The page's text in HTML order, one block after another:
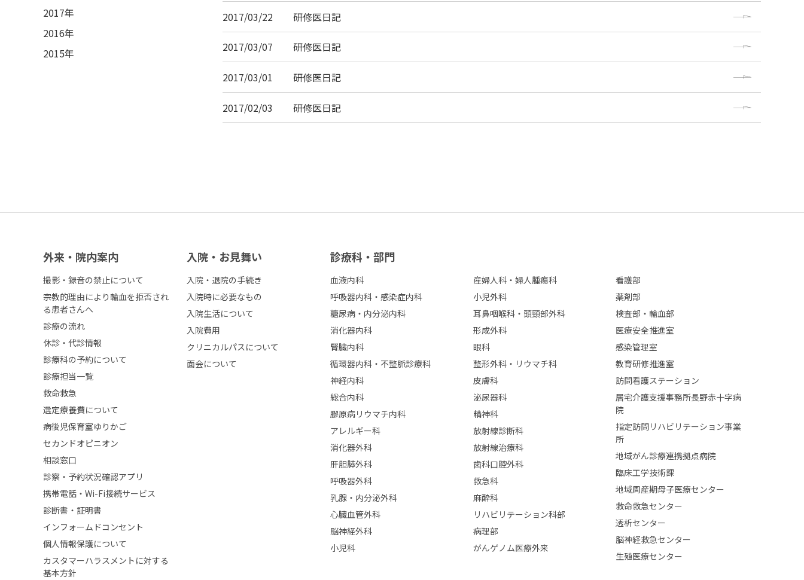
2017年
2016年
2015年
2017/03/22 研修医日記
2017/03/07 研修医日記
2017/03/01 研修医日記
2017/02/03 研修医日記
外来・院内案内
撮影・録音の禁止について
宗教的理由により輸血を拒否され
る患者さんへ
診療の流れ
休診・代診情報
診療科の予約について
診療担当一覧
救命救急
選定療養費について
病後児保育室ゆりかご
セカンドオピニオン
相談窓口
診察・予約状況確認アプリ
携帯電話・Wi-Fi接続サービス
診断書・証明書
インフォームドコンセント
個人情報保護について
カスタマーハラスメントに対する
基本方針
⼊院・お⾒舞い
入院・退院の手続き
入院時に必要なもの
入院生活について
入院費用
クリニカルパスについて
面会について
診療科・部⾨
血液内科
呼吸器内科・感染症内科
糖尿病・内分泌内科
消化器内科
腎臓内科
循環器内科・不整脈診療科
神経内科
総合内科
膠原病リウマチ内科
アレルギー科
消化器外科
肝胆膵外科
呼吸器外科
乳腺・内分泌外科
心臓血管外科
脳神経外科
小児科
産婦人科・婦人腫瘍科
小児外科
耳鼻咽喉科・頭頸部外科
形成外科
眼科
整形外科・リウマチ科
皮膚科
泌尿器科
精神科
放射線診断科
放射線治療科
歯科口腔外科
救急科
麻酔科
リハビリテーション科部
病理部
がんゲノム医療外来
看護部
薬剤部
検査部・輸血部
医療安全推進室
感染管理室
教育研修推進室
訪問看護ステーション
居宅介護支援事務所長野赤十字病
院
指定訪問リハビリテーション事業
所
地域がん診療連携拠点病院
臨床工学技術課
地域周産期母子医療センター
救命救急センター
透析センター
脳神経救急センター
生殖医療センター